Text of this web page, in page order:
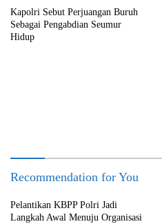
Kapolri Sebut Perjuangan Buruh
Sebagai Pengabdian Seumur
Hidup
Recommendation for You
Pelantikan KBPP Polri Jadi
Langkah Awal Menuju Organisasi